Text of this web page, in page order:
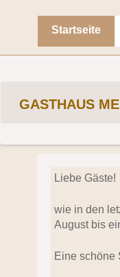
Startseite
GASTHAUS
Liebe Gäste!
wie in den
August bis
Eine schöne